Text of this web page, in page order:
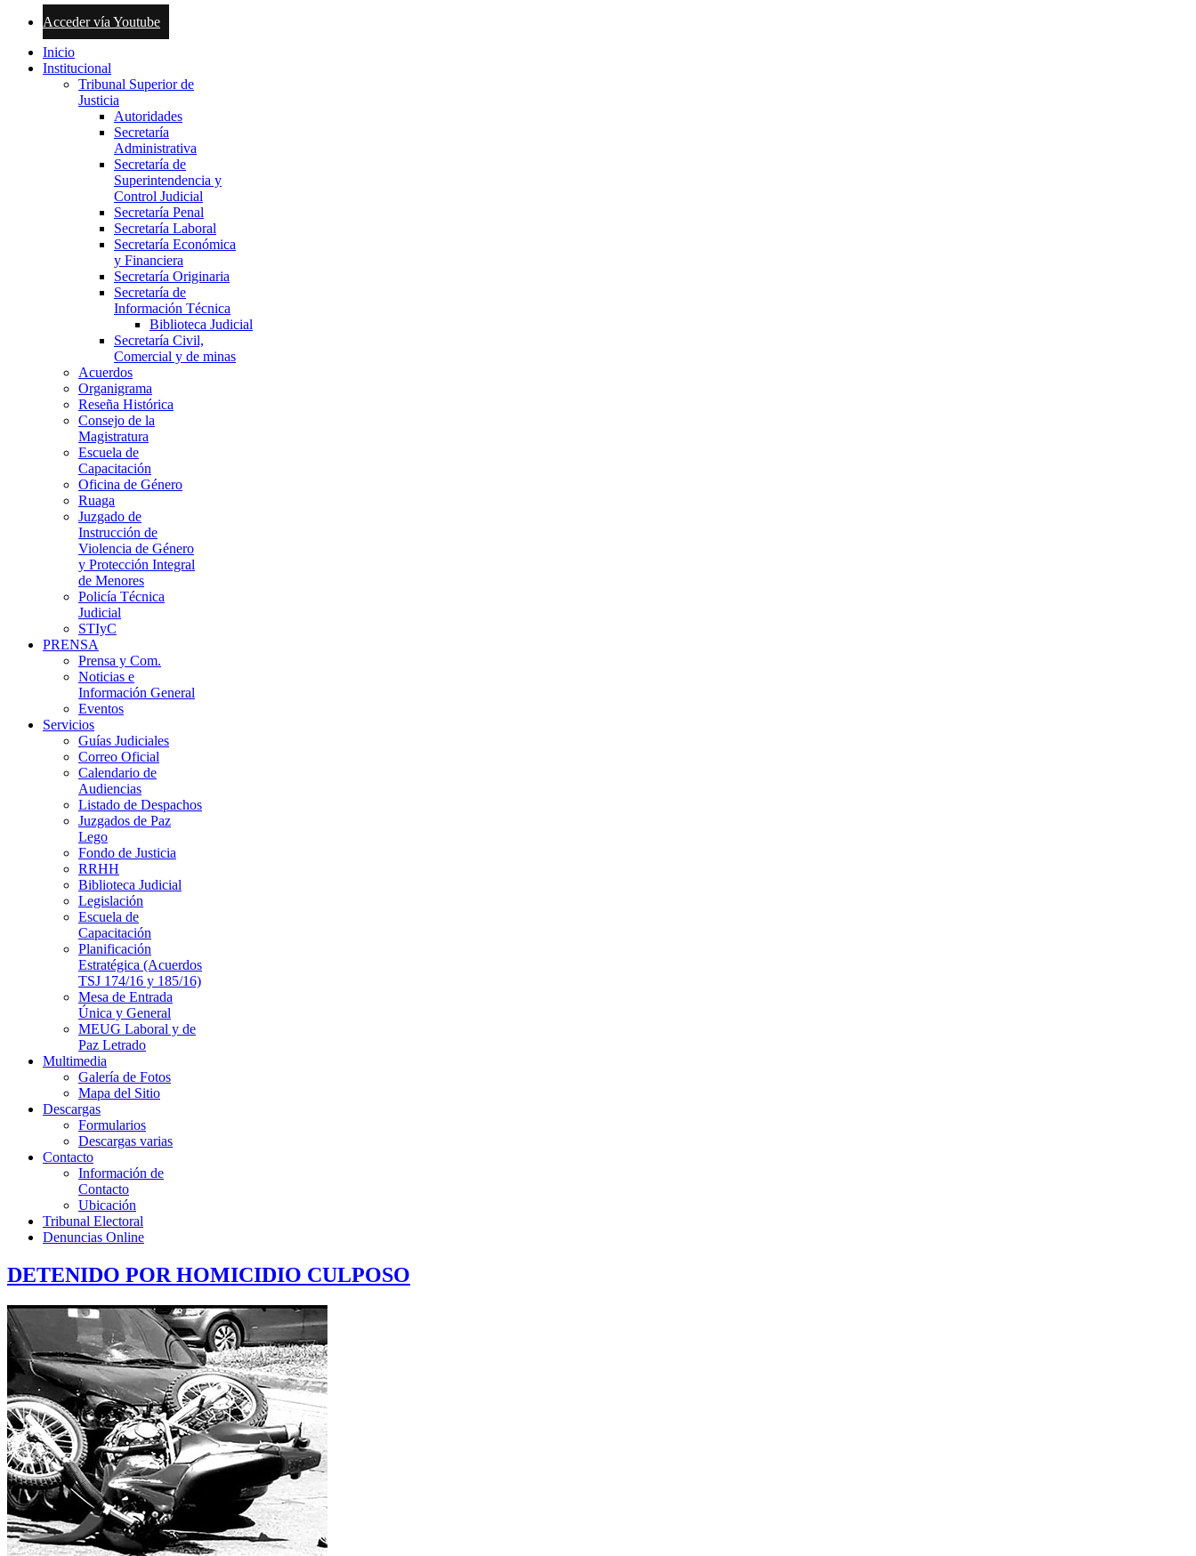
Acceder vía Youtube
Inicio
Institucional
Tribunal Superior de
Justicia
Autoridades
Secretaría
Administrativa
Secretaría de
Superintendencia y
Control Judicial
Secretaría Penal
Secretaría Laboral
Secretaría Económica
y Financiera
Secretaría Originaria
Secretaría de
Información Técnica
Biblioteca Judicial
Secretaría Civil,
Comercial y de minas
Acuerdos
Organigrama
Reseña Histórica
Consejo de la
Magistratura
Escuela de
Capacitación
Oficina de Género
Ruaga
Juzgado de
Instrucción de
Violencia de Género
y Protección Integral
de Menores
Policía Técnica
Judicial
STIyC
PRENSA
Prensa y Com.
Noticias e
Información General
Eventos
Servicios
Guías Judiciales
Correo Oficial
Calendario de
Audiencias
Listado de Despachos
Juzgados de Paz
Lego
Fondo de Justicia
RRHH
Biblioteca Judicial
Legislación
Escuela de
Capacitación
Planificación
Estratégica (Acuerdos
TSJ 174/16 y 185/16)
Mesa de Entrada
Única y General
MEUG Laboral y de
Paz Letrado
Multimedia
Galería de Fotos
Mapa del Sitio
Descargas
Formularios
Descargas varias
Contacto
Información de
Contacto
Ubicación
Tribunal Electoral
Denuncias Online
DETENIDO POR HOMICIDIO CULPOSO